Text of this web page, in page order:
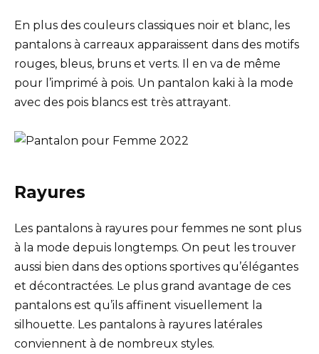
En plus des couleurs classiques noir et blanc, les
pantalons à carreaux apparaissent dans des motifs
rouges, bleus, bruns et verts. Il en va de même
pour l’imprimé à pois. Un pantalon kaki à la mode
avec des pois blancs est très attrayant.
Rayures
Les pantalons à rayures pour femmes ne sont plus
à la mode depuis longtemps. On peut les trouver
aussi bien dans des options sportives qu’élégantes
et décontractées. Le plus grand avantage de ces
pantalons est qu’ils affinent visuellement la
silhouette. Les pantalons à rayures latérales
conviennent à de nombreux styles.